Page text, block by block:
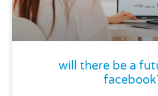
will there be a